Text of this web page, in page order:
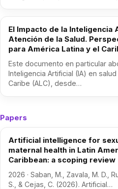
El Impacto de la Inteligencia
Atención de la Salud.
para América Latina y el
Este documento en particular
Inteligencia Artificial (IA) en
Caribe (ALC), desde…
Papers
Artificial intelligence for
maternal health in Latin
Caribbean: a scoping review
2026 · Saban, M., Zavala, M. D.,
S., & Cejas, C. (2026). Artificial…